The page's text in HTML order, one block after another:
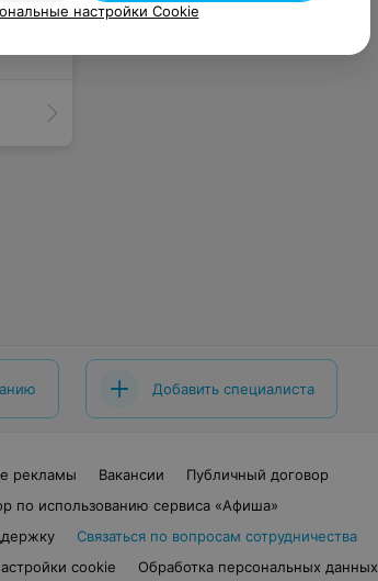
Добавить специалиста
рекламы Вакансии
Публичный договор
по использованию сервиса «Афиша»
Связаться по вопросам сотрудничества
cookie Обработка персональных данных
настройки Cookie